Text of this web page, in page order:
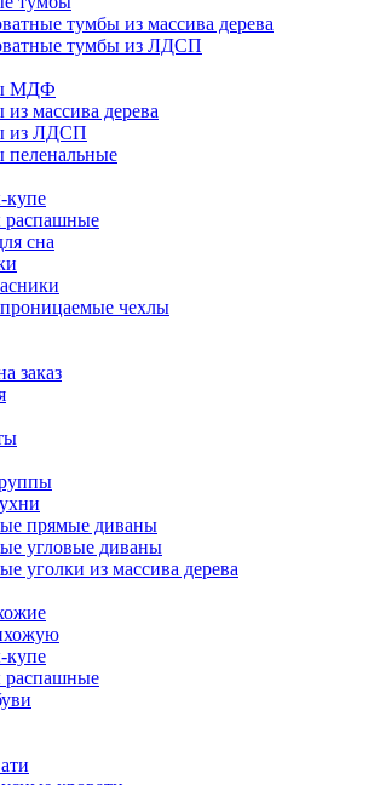
тумбы из массива дерева
тумбы из ЛДСП
МДФ
массива дерева
из ЛДСП
пеленальные
сна
чехлы
заказ
прямые диваны
угловые диваны
уголки из массива дерева